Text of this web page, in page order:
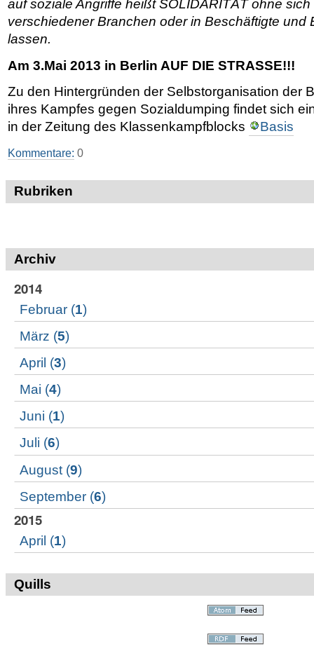
auf soziale Angriffe heißt SOLIDARITÄT ohne
verschiedener Branchen oder in Beschäftigte und
lassen.
Am 3.Mai 2013 in Berlin AUF DIE STRASSE!!!
Zu den Hintergründen der Selbstorganisation der
ihres Kampfes gegen Sozialdumping findet sich
in der Zeitung des Klassenkampfblocks
Basis
Kommentare: 0
Rubriken
Archiv
2014
Februar(1)
März (5)
April (3)
Mai (4)
Juni (1)
Juli (6)
August(9)
September(6)
2015
April (1)
Quills